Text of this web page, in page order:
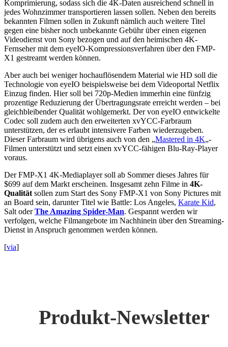
Komprimierung, sodass sich die 4K-Daten ausreichend schnell in
jedes Wohnzimmer transportieren lassen sollen. Neben den bereits
bekannten Filmen sollen in Zukunft nämlich auch weitere Titel
gegen eine bisher noch unbekannte Gebühr über einen eigenen
Videodienst von Sony bezogen und auf den heimischen 4K-
Fernseher mit dem eyeIO-Kompressionsverfahren über den FMP-
X1 gestreamt werden können.
Aber auch bei weniger hochauflösendem Material wie HD soll die
Technologie von eyeIO beispielsweise bei dem Videoportal Netflix
Einzug finden. Hier soll bei 720p-Medien immerhin eine fünfzig
prozentige Reduzierung der Übertragungsrate erreicht werden – bei
gleichbleibender Qualität wohlgemerkt. Der von eyeIO entwickelte
Codec soll zudem auch den erweiterten xvYCC-Farbraum
unterstützen, der es erlaubt intensivere Farben wiederzugeben.
Dieser Farbraum wird übrigens auch von den „Mastered in 4K„-
Filmen unterstützt und setzt einen xvYCC-fähigen Blu-Ray-Player
voraus.
Der FMP-X1 4K-Mediaplayer soll ab Sommer dieses Jahres für
$699 auf dem Markt erscheinen. Insgesamt zehn Filme in 4K-
Qualität sollen zum Start des Sony FMP-X1 von Sony Pictures mit
an Board sein, darunter Titel wie Battle: Los Angeles, Karate Kid,
Salt oderThe Amazing Spider-Man. Gespannt werden wir
verfolgen, welche Filmangebote im Nachhinein über den Streaming-
Dienst in Anspruch genommen werden können.
[via]
Produkt-Newsletter